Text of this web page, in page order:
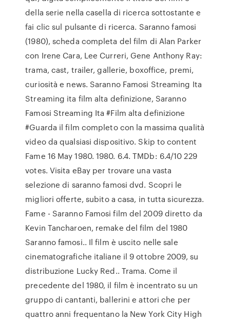
della serie nella casella di ricerca sottostante e
fai clic sul pulsante di ricerca. Saranno famosi
(1980), scheda completa del film di Alan Parker
con Irene Cara, Lee Curreri, Gene Anthony Ray:
trama, cast, trailer, gallerie, boxoffice, premi,
curiosità e news. Saranno Famosi Streaming Ita
Streaming ita film alta definizione, Saranno
Famosi Streaming Ita #Film alta definizione
#Guarda il film completo con la massima qualità
video da qualsiasi dispositivo. Skip to content
Fame 16 May 1980. 1980. 6.4. TMDb: 6.4/10 229
votes. Visita eBay per trovare una vasta
selezione di saranno famosi dvd. Scopri le
migliori offerte, subito a casa, in tutta sicurezza.
Fame - Saranno Famosi film del 2009 diretto da
Kevin Tancharoen, remake del film del 1980
Saranno famosi.. Il film è uscito nelle sale
cinematografiche italiane il 9 ottobre 2009, su
distribuzione Lucky Red.. Trama. Come il
precedente del 1980, il film è incentrato su un
gruppo di cantanti, ballerini e attori che per
quattro anni frequentano la New York City High